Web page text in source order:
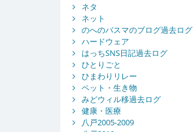
ネタ
ネット
のへのバスマのブログ過去ログ
ハードウェア
はっちSNS日記過去ログ
ひとりごと
ひまわりリレー
ペット・生き物
みどウィル移過去ログ
健康・医療
八戸2005-2009